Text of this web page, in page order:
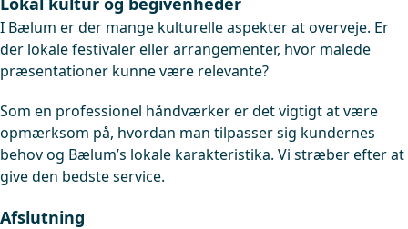
I Bælum er der mange kulturelle aspekter at overveje. Er
der lokale festivaler eller arrangementer, hvor malede
præsentationer kunne være relevante?
Som en professionel håndværker er det vigtigt at være
opmærksom på, hvordan man tilpasser sig kundernes
behov og Bælum’s lokale karakteristika. Vi stræber efter at
give den bedste service.
Afslutning